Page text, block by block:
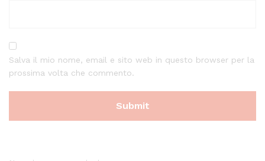
Salva il mio nome, email e sito web in questo browser per la
prossima volta che commento.